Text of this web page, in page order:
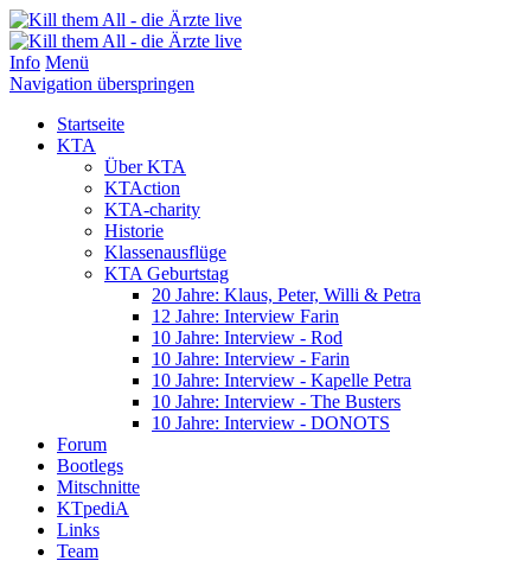
Info Menü
Navigation überspringen
Startseite
KTA
Über KTA
KTAction
KTA-charity
Historie
Klassenausflüge
KTA Geburtstag
20 Jahre: Klaus, Peter, Willi & Petra
12 Jahre: Interview Farin
10 Jahre: Interview - Rod
10 Jahre: Interview - Farin
10 Jahre: Interview - Kapelle Petra
10 Jahre: Interview - The Busters
10 Jahre: Interview - DONOTS
Forum
Bootlegs
Mitschnitte
KTpediA
Links
Team